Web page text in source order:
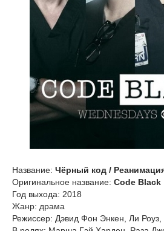
Название: Чёрный код /
Оригинальное название: Code Black
Год выхода: 2018
Жанр: драма
Режиссер: Дэвид Фон Энкен, Ли Роуз,